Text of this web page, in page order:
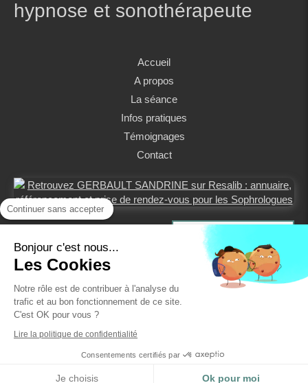
hypnose et sonothérapeute
Accueil
A propos
La séance
Infos pratiques
Témoignages
Contact
Prendre rendez-vous
Plan du site
Mentions légales
Continuer sans accepter
Bonjour c'est nous...
Les Cookies
Notre rôle est de contribuer à l'analyse du
trafic et au bon fonctionnement de ce site.
C'est OK pour vous ?
Lire la politique de confidentialité
Consentements certifiés par
Je choisis Ok pour moi